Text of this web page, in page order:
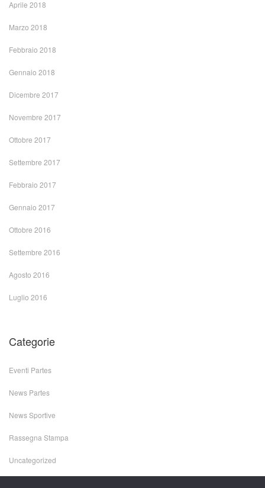
Aprile 2018
Marzo 2018
Febbraio 2018
Gennaio 2018
Dicembre 2017
Novembre 2017
Ottobre 2017
Settembre 2017
Febbraio 2017
Gennaio 2017
Ottobre 2016
Settembre 2016
Agosto 2016
Luglio 2016
Categorie
Eventi Partes
News Partes
News Sportive
Rassegna Stampa
Uncategorized